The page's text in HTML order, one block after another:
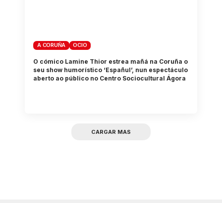
A CORUÑA OCIO
O cómico Lamine Thior estrea mañá na Coruña o
seu show humorístico ‘Españul’, nun espectáculo
aberto ao público no Centro Sociocultural Ágora
CARGAR MAS